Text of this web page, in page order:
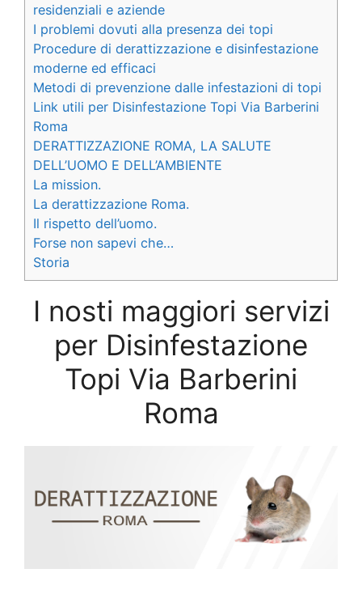
residenziali e aziende
I problemi dovuti alla presenza dei topi
Procedure di derattizzazione e disinfestazione
moderne ed efficaci
Metodi di prevenzione dalle infestazioni di topi
Link utili per Disinfestazione Topi Via Barberini
Roma
DERATTIZZAZIONE ROMA, LA SALUTE
DELL’UOMO E DELL’AMBIENTE
La mission.
La derattizzazione Roma.
Il rispetto dell’uomo.
Forse non sapevi che…
Storia
I nosti maggiori servizi
per Disinfestazione
Topi Via Barberini
Roma